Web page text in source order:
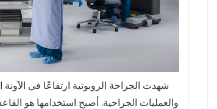
والعمليات الجراحية. أصبح استخدامها هو